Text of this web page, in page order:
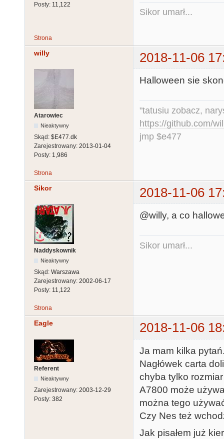
Posty: 11,122
Sikor umarł...
Strona
willy 2018-11-06
Atarowiec
Nieaktywny
Skąd: $E477.dk
Zarejestrowany: 2013-01-04
Posty: 1,986
Halloween sie
"tatusiu zobacz,
https://github.com/
jmp $e477
Strona
Sikor 2018-11-06
Naddyskownik
Nieaktywny
Skąd: Warszawa
Zarejestrowany: 2002-06-17
Posty: 11,122
@willy, a co
Sikor umarł...
Strona
Eagle 2018-11-06
Referent
Nieaktywny
Zarejestrowany: 2003-12-29
Posty: 382
Ja mam kilka
Nagłówek carta
chyba tylko
A7800 może
można tego
Czy Nes też
Jak pisałem już